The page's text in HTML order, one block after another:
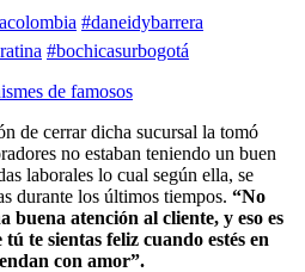
#daneidybarrera
#bochicasurbogotá
de famosos
de cerrar dicha sucursal la tomó
no estaban teniendo un buen
laborales lo cual según ella, se
durante los últimos tiempos. “No
atención al cliente, y eso es
te sientas feliz cuando estés en
con amor”.